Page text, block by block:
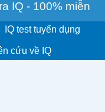
IQ - 100% miễn
IQ test tuyển dụng
cứu về IQ